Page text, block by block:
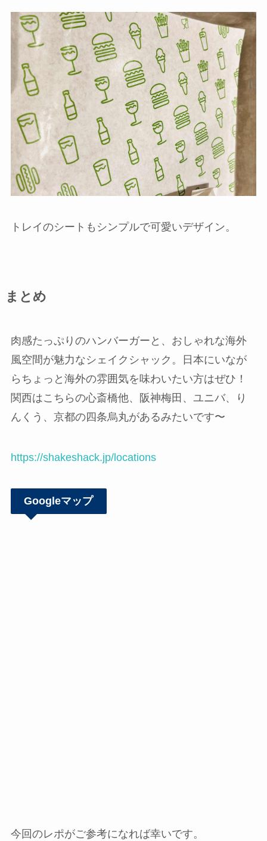
トレイのシートもシンプルで可愛いデザイン。
まとめ
肉感たっぷりのハンバーガーと、おしゃれな海外
風空間が魅力なシェイクシャック。日本にいなが
らちょっと海外の雰囲気を味わいたい方はぜひ！
関西はこちらの心斎橋他、阪神梅田、ユニバ、り
んくう、京都の四条烏丸があるみたいです〜
https://shakeshack.jp/locations
Googleマップ
今回のレポがご参考になれば幸いです。